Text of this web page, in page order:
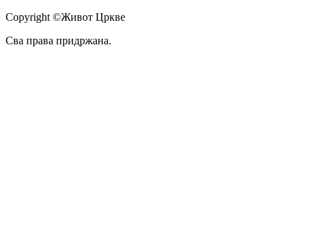
Copyright ©Живот Цркве
Сва права придржана.